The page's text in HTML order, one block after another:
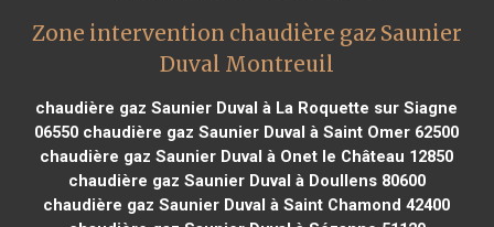
Zone intervention chaudière gaz Saunier
Duval Montreuil
chaudière gaz Saunier Duval à La Roquette sur Siagne
06550 chaudière gaz Saunier Duval à Saint Omer 62500
chaudière gaz Saunier Duval à Onet le Château 12850
chaudière gaz Saunier Duval à Doullens 80600
chaudière gaz Saunier Duval à Saint Chamond 42400